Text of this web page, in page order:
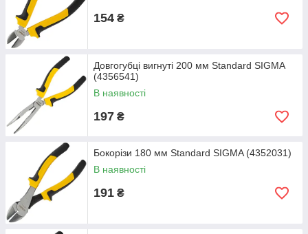
154 ₴
Довгогубці вигнуті 200 мм Standard SIGMA
(4356541)
В наявності
197 ₴
Бокорізи 180 мм Standard SIGMA (4352031)
В наявності
191 ₴